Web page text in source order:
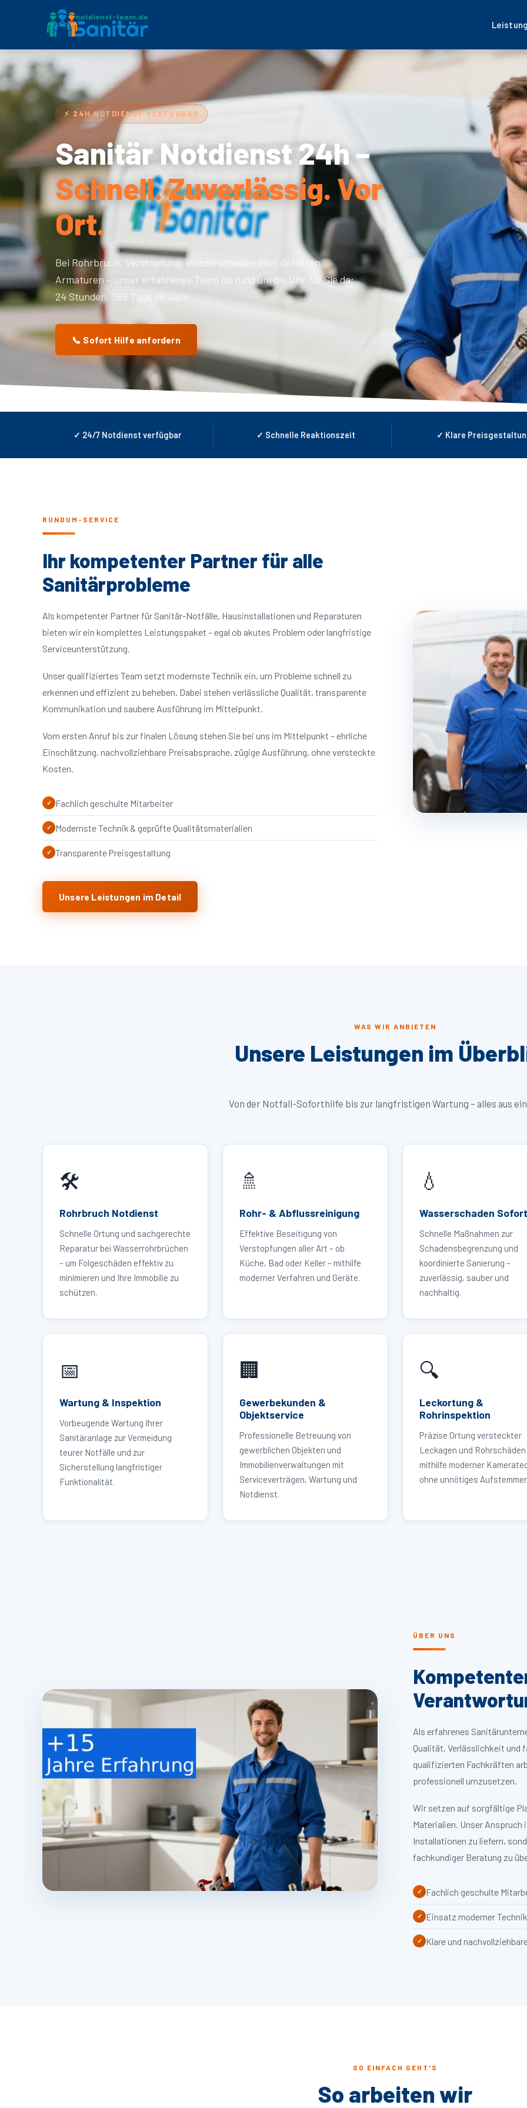
⚡ 24H NOTDIENST VERFÜGBAR
Sanitär Notdienst 24h –
Schnell. Zuverlässig. Vor
Ort.
Bei Rohrbruch, Verstopfung, Wasserschaden oder defekten
Armaturen – unser erfahrenes Team ist rund um die Uhr für Sie da:
24 Stunden, 365 Tage im Jahr.
📞 Sofort Hilfe anfordern
✓ 24/7 Notdienst verfügbar ✓ Schnelle Reaktionszeit ✓ Klare
RUNDUM-SERVICE
Ihr kompetenter Partner für alle
Sanitärprobleme
Als kompetenter Partner für Sanitär-Notfälle, Hausinstallationen und Reparaturen
bieten wir ein komplettes Leistungspaket – egal ob akutes Problem oder langfristige
Serviceunterstützung.
Unser qualifiziertes Team setzt modernste Technik ein, um Probleme schnell zu
erkennen und effizient zu beheben. Dabei stehen verlässliche Qualität, transparente
Kommunikation und saubere Ausführung im Mittelpunkt.
Vom ersten Anruf bis zur finalen Lösung stehen Sie bei uns im Mittelpunkt – ehrliche
Einschätzung, nachvollziehbare Preisabsprache, zügige Ausführung, ohne versteckte
Kosten.
Fachlich geschulte Mitarbeiter
Modernste Technik & geprüfte Qualitätsmaterialien
Transparente Preisgestaltung
Unsere Leistungen im Detail
WAS WIR ANBIETEN
Unsere Leistungen im
Von der Notfall-Soforthilfe bis zur langfristigen Wartung – alles aus
🛠️
Rohrbruch Notdienst
Schnelle Ortung und sachgerechte
Reparatur bei Wasserrohrbrüchen
– um Folgeschäden effektiv zu
minimieren und Ihre Immobilie zu
schützen.
🚿
Rohr- & Abflussreinigung
Effektive Beseitigung von
Verstopfungen aller Art – ob
Küche, Bad oder Keller – mithilfe
moderner Verfahren und Geräte.
💧
Wasserschaden
Schnelle Maßnahmen zur
Schadensbegrenzung und
koordinierte Sanierung –
zuverlässig, sauber und
nachhaltig.
📅
Wartung & Inspektion
Vorbeugende Wartung Ihrer
Sanitäranlage zur Vermeidung
teurer Notfälle und zur
Sicherstellung langfristiger
Funktionalität.
🏢
Gewerbekunden &
Objektservice
Professionelle Betreuung von
gewerblichen Objekten und
Immobilienverwaltungen mit
Serviceverträgen, Wartung und
Notdienst.
🔍
Leckortung &
Rohrinspektion
Präzise Ortung versteckter
Leckagen und Rohrschäden
mithilfe moderner
ohne unnötiges
ÜBER UNS
Als erfahrenes
Qualität, Verlässlichkeit und
qualifizierten Fachkräften
professionell umzusetzen.
Wir setzen auf sorgfältige
Materialien. Unser
Installationen zu liefern,
fachkundiger Beratung zu
Fachlich geschulte
Einsatz moderner
Klare und
SO EINFACH GEHT'S
So arbeiten wir